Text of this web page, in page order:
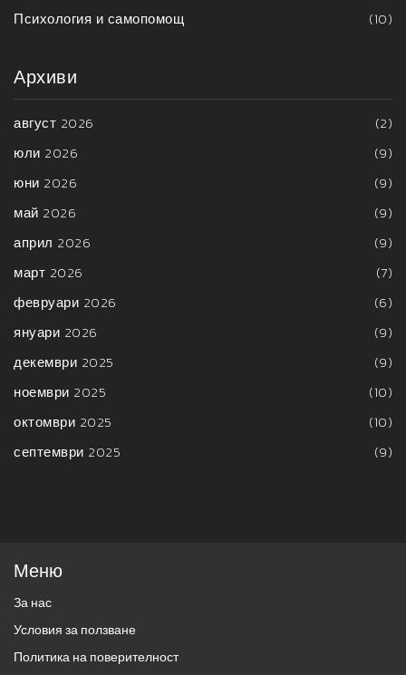
Психология и самопомощ
(10)
Архиви
август 2026
(2)
юли 2026
(9)
юни 2026
(9)
май 2026
(9)
април 2026
(9)
март 2026
(7)
февруари 2026
(6)
януари 2026
(9)
декември 2025
(9)
ноември 2025
(10)
октомври 2025
(10)
септември 2025
(9)
Меню
За нас
Условия за ползване
Политика на поверителност